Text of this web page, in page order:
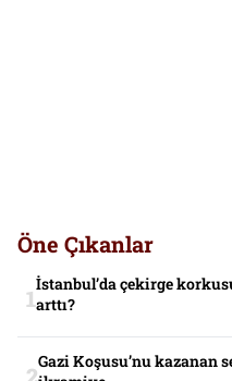
Öne Çıkanlar
İstanbul’da çekirge
arttı?
Gazi Koşusu’nu kazanan